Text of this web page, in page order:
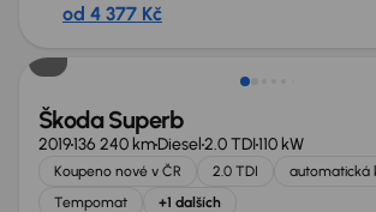
od 4 377 Kč
Nově v nabídce
Škoda Superb
2019136 240 kmDiesel2.0 TDI110 kW
Koupeno nové v ČR 2.0 TDI
automatická
Tempomat
+1 dalších